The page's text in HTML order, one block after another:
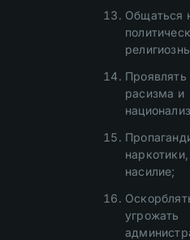
Общаться
Проявлять
расизма и
насилие;
угрожать